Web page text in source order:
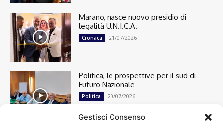
Gestisci Consenso
Marano, nasce nuovo presidio di
legalità U.N.I.C.A.
Cronaca 21/07/2026
Politica, le prospettive per il sud di
Futuro Nazionale
Politica 20/07/2026